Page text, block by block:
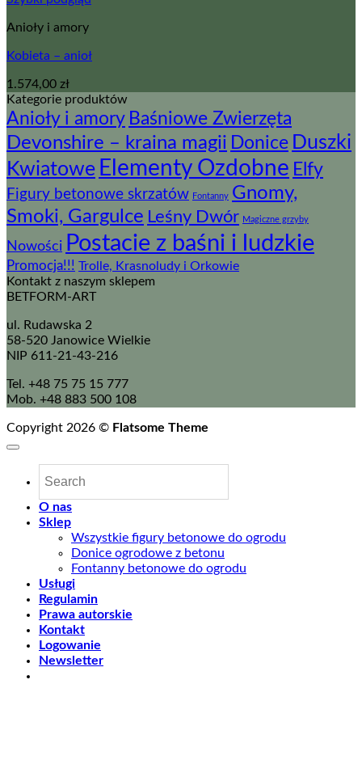
Anioły i amory
Kobieta – anioł
1.574,00 zł
Kategorie produktów
Anioły i amory Baśniowe Zwierzęta
Devonshire – kraina magii Donice Duszki
Kwiatowe Elementy Ozdobne Elfy
Figury betonowe skrzatów Fontanny Gnomy,
Smoki, Gargulce Leśny Dwór Magiczne grzyby
Nowości Postacie z baśni i ludzkie
Promocja!!! Trolle, Krasnoludy i Orkowie
Kontakt z naszym sklepem
BETFORM-ART
ul. Rudawska 2
58-520 Janowice Wielkie
NIP 611-21-43-216
Tel. +48 75 75 15 777
Mob. +48 883 500 108
Copyright 2026 © Flatsome Theme
O nas
Sklep
Wszystkie figury betonowe do ogrodu
Donice ogrodowe z betonu
Fontanny betonowe do ogrodu
Usługi
Regulamin
Prawa autorskie
Kontakt
Logowanie
Newsletter